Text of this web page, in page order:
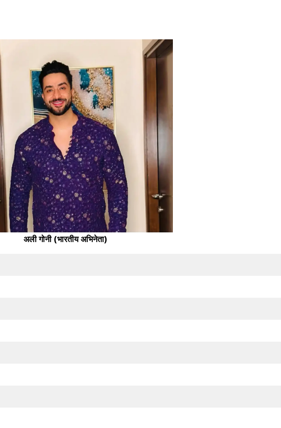
अली गोनी (भारतीय अभिनेता)